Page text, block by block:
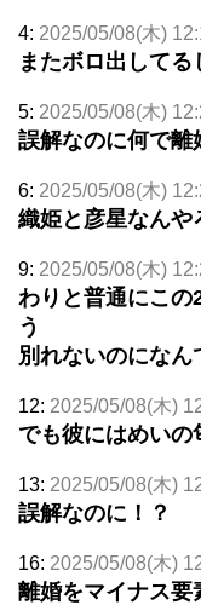
4: 2025/05/08(木)
またボロ出してる
5: 2025/05/08(木)
誤解なのに何で離
6: 2025/05/08(木)
織姫と彦星なんや
9: 2025/05/08(木)
わりと普通にこの
う
別れないのにな
12: 2025/05/08(木)
でも彼にはめい
13: 2025/05/08(木)
誤解なのに！？
16: 2025/05/08(木)
離婚をマイナス要